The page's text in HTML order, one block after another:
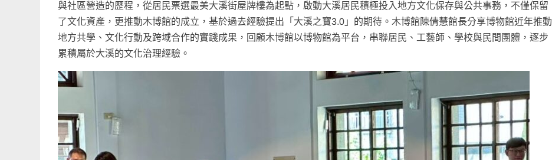
與社區營造的歷程，從居民票選最美大溪街屋牌樓為起點，啟動大溪居民積極投入地方文化保存與公共事務，不僅保留
了文化資產，更推動木博館的成立，基於過去經驗提出「大溪之寶3.0」的期待。木博館陳倩慧館長分享博物館近年推動
地方共學、文化行動及跨域合作的實踐成果，回顧木博館以博物館為平台，串聯居民、工藝師、學校與民間團體，逐步
累積屬於大溪的文化治理經驗。